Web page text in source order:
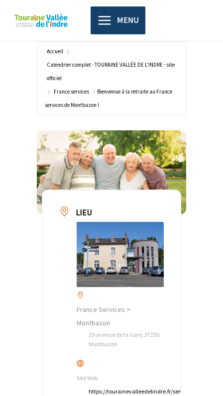
principal
MENU
Accueil
Calendrier complet - TOURAINE VALLÉE DE L'INDRE - site
officiel
France services
Bienvenue à la retraite au France
services de Montbazon !
LIEU
France Services >
Montbazon
29 avenue de la Gare, 37250
Montbazon
Site Web
https://tourainevalleedelindre.fr/services/france-